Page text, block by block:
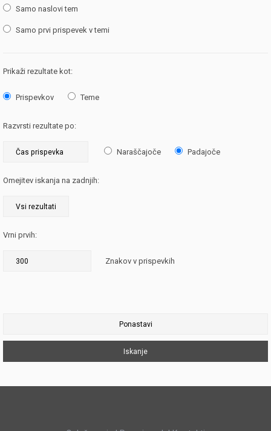
Samo naslovi tem
Samo prvi prispevek v temi
Prikaži rezultate kot:
Prispevkov Teme
Razvrsti rezultate po:
Naraščajoče Padajoče
Omejitev iskanja na zadnjih:
Vrni prvih:
Znakov v prispevkih